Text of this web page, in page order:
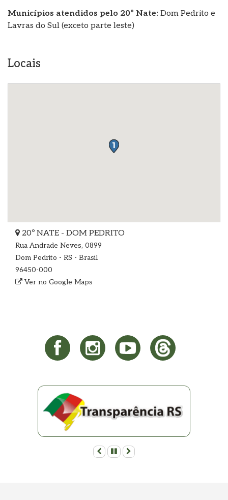
Municípios atendidos pelo 20º Nate: Dom Pedrito e
Lavras do Sul (exceto parte leste)
Locais
20º NATE - DOM PEDRITO
Rua Andrade Neves, 0899
Dom Pedrito - RS - Brasil
96450-000
Ver no Google Maps
Anterior
PausarPróximo